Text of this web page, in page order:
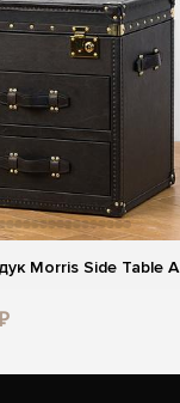
Morris Side Table A